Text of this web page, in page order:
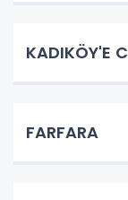
KADIKÖY'E
FARFARA